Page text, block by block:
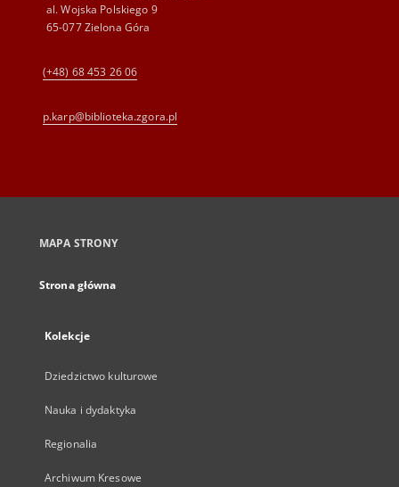
al. Wojska Polskiego 9
65-077 Zielona Góra
(+48) 68 453 26 06
p.karp@biblioteka.zgora.pl
MAPA STRONY
Strona główna
Kolekcje
Dziedzictwo kulturowe
Nauka i dydaktyka
Regionalia
Archiwum Kresowe